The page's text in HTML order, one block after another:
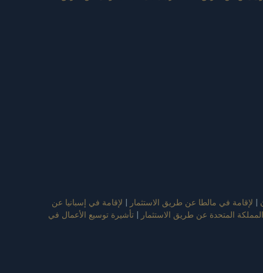
| لإقامة في مالطا عن طريق الاستثمار | لإقامة في إسبانيا عن
المتحدة عن طريق الاستثمار | تأشيرة توسيع الأعمال في